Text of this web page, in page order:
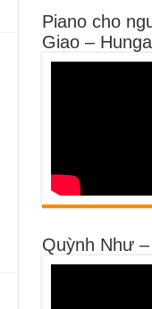
Piano cho
Giao –
Quỳnh Như